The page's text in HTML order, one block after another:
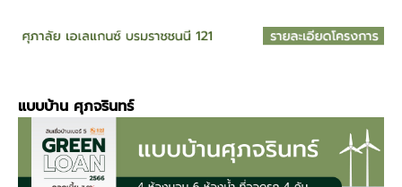
แบบบ้าน ศุภจรินทร์